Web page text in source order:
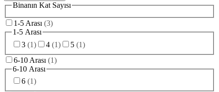
Binanın Kat Sayısı
1-5 Arası (3)
1-5 Arası
3 (1) 4 (1) 5 (1)
6-10 Arası (1)
6-10 Arası
6 (1)